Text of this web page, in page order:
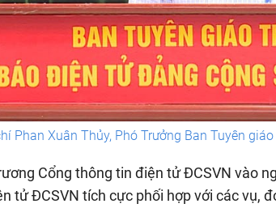
Phan Xuân Thủy, Phó Trưởng Ban Tuyên
Cổng thông tin điện tử ĐCSVN vào
tử ĐCSVN tích cực phối hợp với các vụ,